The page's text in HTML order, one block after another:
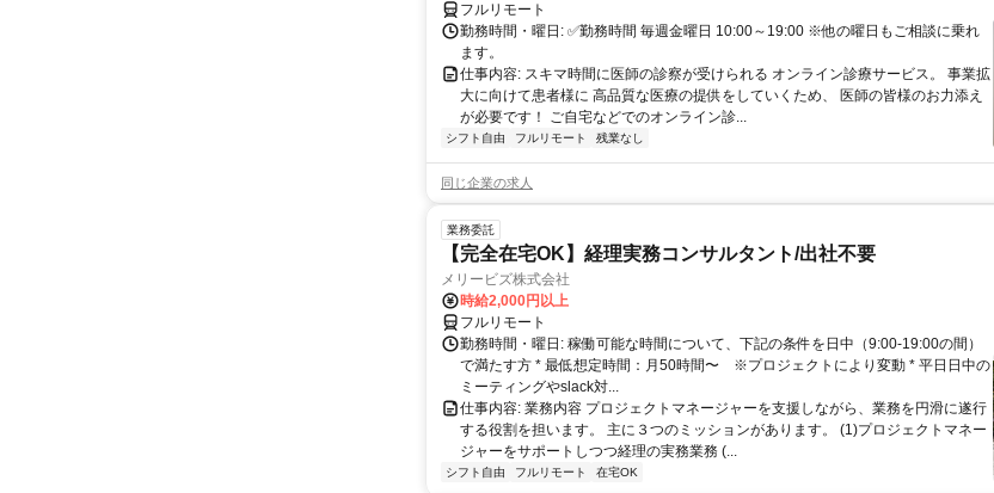
フルリモート
勤務時間・曜日: ✅勤務時間 毎週金曜日 10:00～19:00 ※他の曜日もご相談に乗れ
ます。
仕事内容: スキマ時間に医師の診察が受けられる オンライン診療サービス。 事業拡
大に向けて患者様に 高品質な医療の提供をしていくため、 医師の皆様のお力添え
が必要です！ ご自宅などでのオンライン診...
シフト自由 フルリモート 残業なし
同じ企業の求人
業務委託
【完全在宅OK】経理実務コンサルタント/出社不要
メリービズ株式会社
時給2,000円以上
フルリモート
勤務時間・曜日: 稼働可能な時間について、下記の条件を日中（9:00-19:00の間）
で満たす方 * 最低想定時間：月50時間〜 ※プロジェクトにより変動 * 平日日中の
ミーティングやslack対...
仕事内容: 業務内容 プロジェクトマネージャーを支援しながら、業務を円滑に遂行
する役割を担います。 主に３つのミッションがあります。 (1)プロジェクトマネー
ジャーをサポートしつつ経理の実務業務 (...
シフト自由 フルリモート 在宅OK